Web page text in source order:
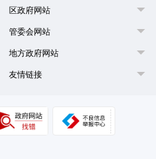
区政府网站
管委会网站
地方政府网站
友情链接